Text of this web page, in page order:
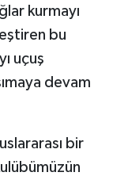
kurmayı
bu
uçuş
devam
bir